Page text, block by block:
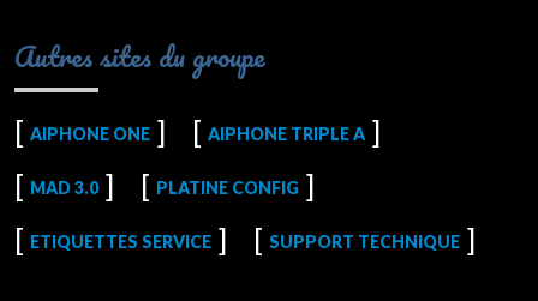
Autres sites du groupe
AIPHONE ONE AIPHONE TRIPLE A
MAD 3.0 PLATINE CONFIG
ETIQUETTES SERVICE SUPPORT TECHNIQUE